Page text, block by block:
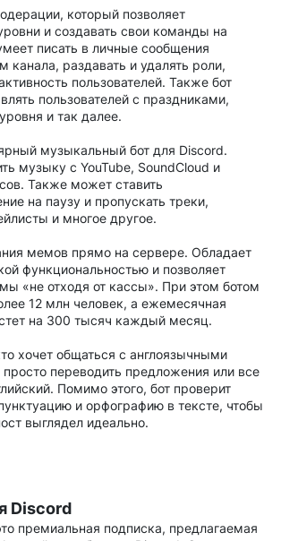
который позволяет
и создавать свои команды на
писать в личные сообщения
канала, раздавать и удалять роли,
пользователей. Также бот
пользователей с праздниками,
и так далее.
музыкальный бот для Discord.
музыку с YouTube, SoundCloud и
Также может ставить
на паузу и пропускать треки,
и многое другое.
мемов прямо на сервере. Обладает
функциональностью и позволяет
«не отходя от кассы». При этом ботом
12 млн человек, а ежемесячная
на 300 тысяч каждый месяц.
хочет общаться с англоязычными
переводить предложения или все
Помимо этого, бот проверит
и орфографию в тексте, чтобы
выглядел идеально.
Discord
премиальная подписка, предлагаемая